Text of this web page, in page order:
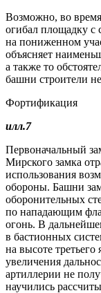
Возможно, во время
огибал площадку с
на пониженном
объясняет
а также то
башни строители
Фортификация
илл.7
Первоначальный
Мирского замка
использования
обороны. Башни
оборонительных
по нападающим
огонь. В
в бастионных
на высоте
увеличения
артиллерии не
научились